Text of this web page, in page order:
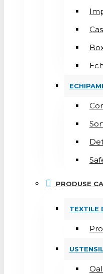
PRODUSE
TEXTILE